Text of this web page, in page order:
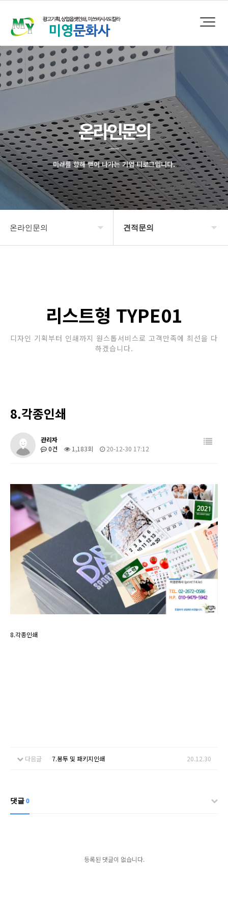
온라인문의
미래를 향해 뻗어 나가는 기업 티로그입니다.
온라인문의 견적문의
리스트형 TYPE01
디자인 기획부터 인쇄까지 원스톱서비스로 고객만족에 최선을 다
하겠습니다.
8.각종인쇄
관리자
0건
1,183회 20-12-30 17:12
8.각종인쇄
다음글 7.봉투 및 패키지인쇄 20.12.30
댓글0
등록된 댓글이 없습니다.